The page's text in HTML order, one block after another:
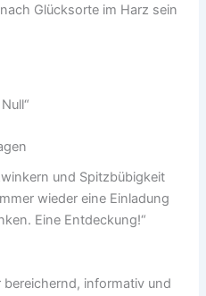
Glücksorte im Harz sein
und Spitzbübigkeit
wieder eine Einladung
Eine Entdeckung!“
bereichernd, informativ und